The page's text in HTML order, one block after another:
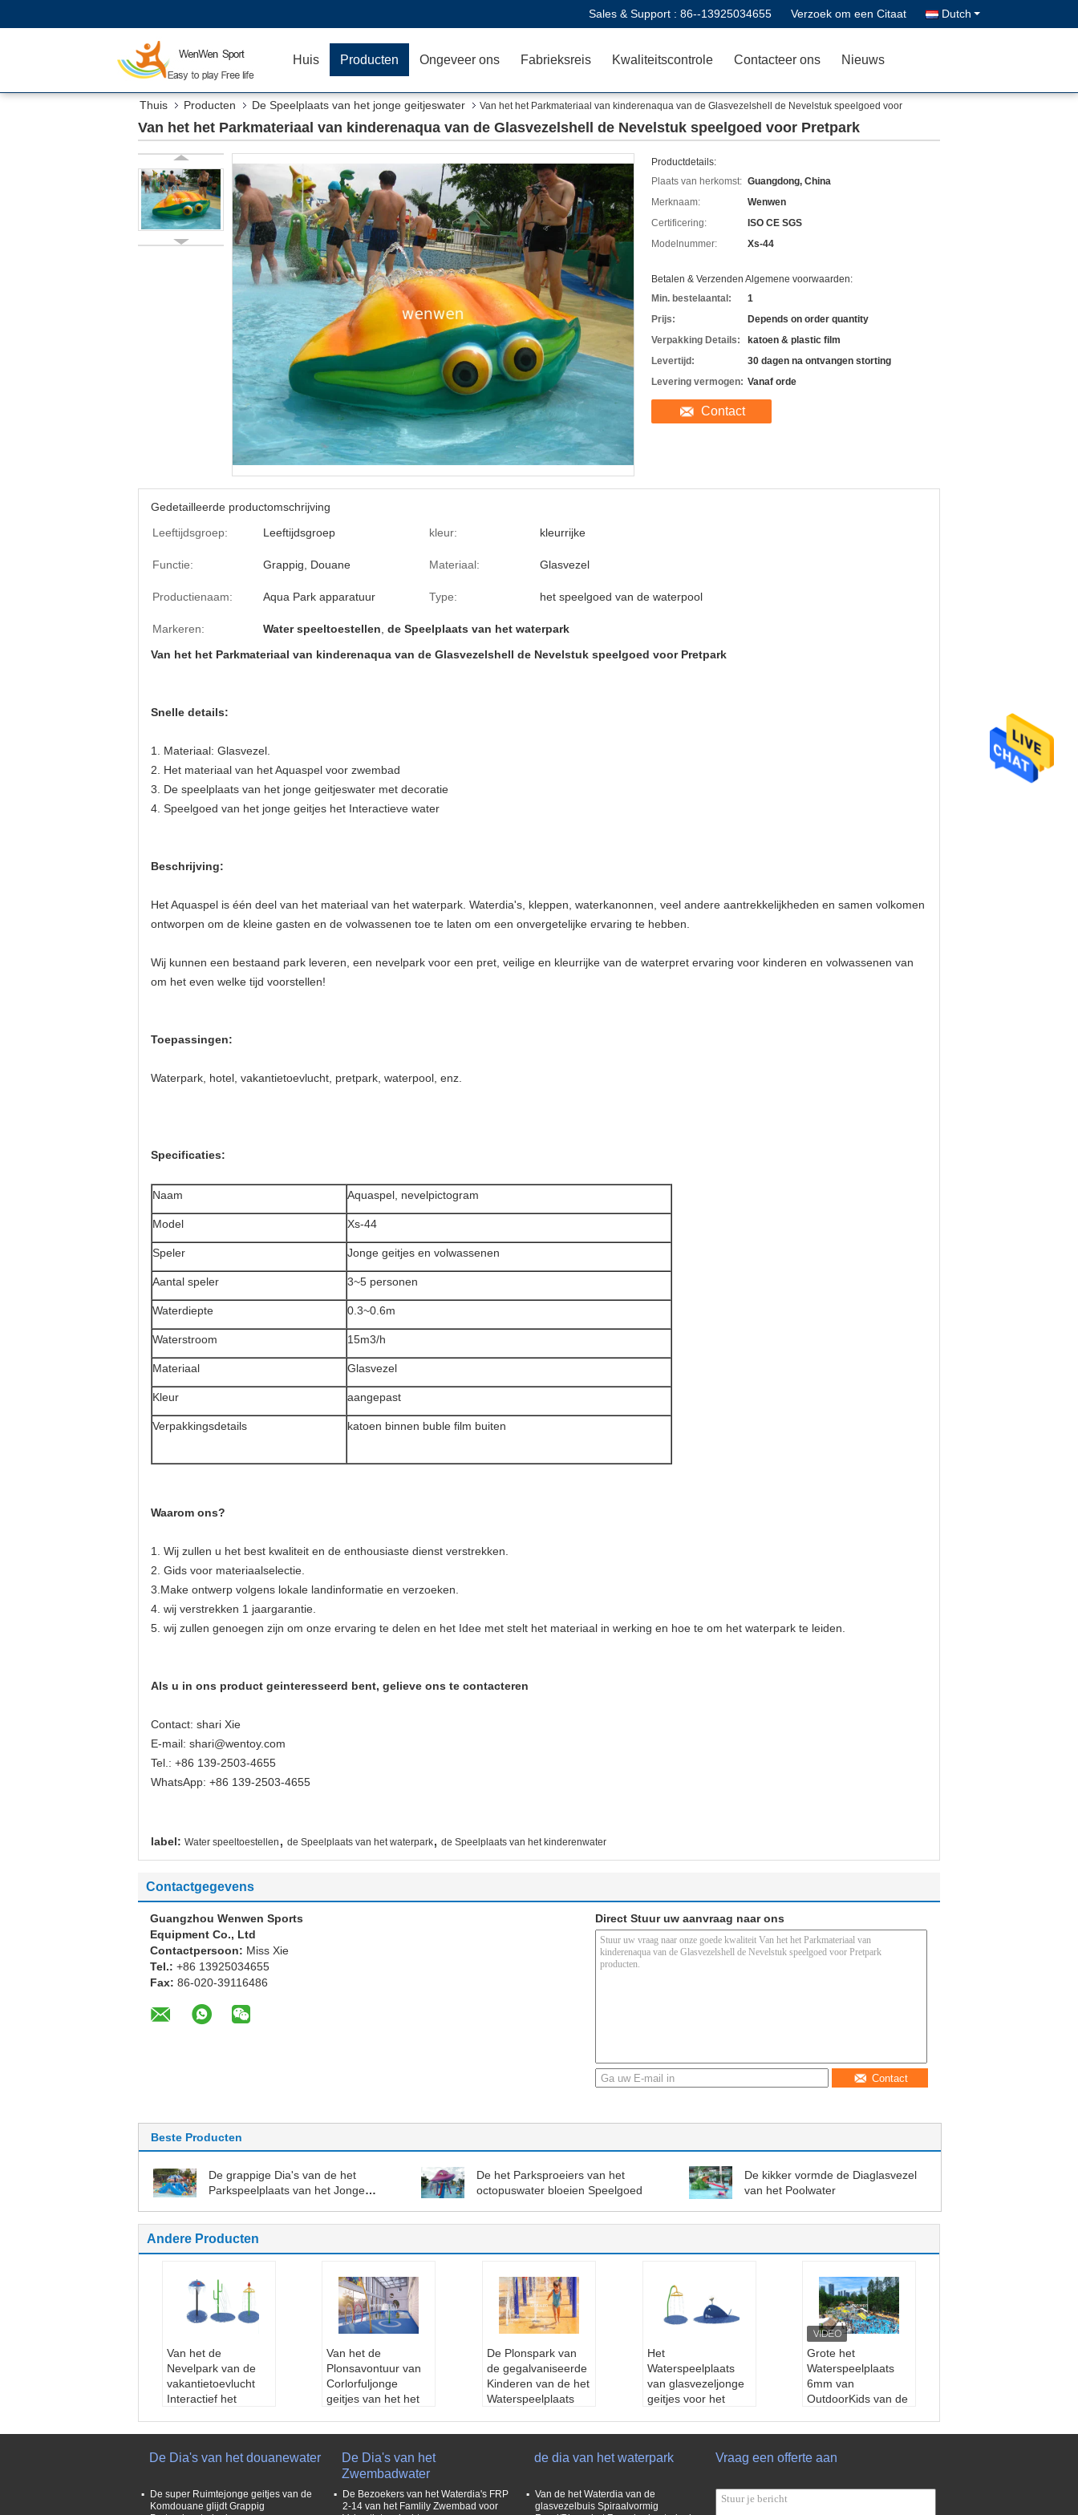
Sales & Support : 86--13925034655 Verzoek om een Citaat Dutch
Huis Producten Ongeveer ons Fabrieksreis Kwaliteitscontrole Contacteer ons Nieuws
Thuis Producten De Speelplaats van het jonge geitjeswater
Van het het Parkmateriaal van kinderenaqua van de Glasvezelshell de Nevelstuk speelgoed voor
Pretpark
Van het het Parkmateriaal van kinderenaqua van de Glasvezelshell de Nevelstuk speelgoed voor Pretpark
Productdetails:
Plaats van herkomst: Guangdong, China
Merknaam:
Wenwen
Certificering:
ISO CE SGS
Modelnummer:
Xs-44
Betalen & Verzenden Algemene voorwaarden:
Min. bestelaantal:
1
Prijs:
Depends on order quantity
Verpakking Details:
katoen & plastic film
Levertijd:
30 dagen na ontvangen storting
Levering vermogen: Vanaf orde
Contact
Gedetailleerde productomschrijving
Leeftijdsgroep:
Leeftijdsgroep kleur: kleurrijke
Functie: Grappig, Douane Materiaal: Glasvezel
Productienaam: Aqua Park apparatuur Type: het speelgoed van de waterpool
Markeren: Water speeltoestellen de Speelplaats van het waterpark
Van het het Parkmateriaal van kinderenaqua van de Glasvezelshell de Nevelstuk speelgoed voor Pretpark
Snelle details:
1. Materiaal: Glasvezel.
2. Het materiaal van het Aquaspel voor zwembad
3. De speelplaats van het jonge geitjeswater met decoratie
4. Speelgoed van het jonge geitjes het Interactieve water
Beschrijving:
Het Aquaspel is één deel van het materiaal van het waterpark. Waterdia's, kleppen, waterkanonnen, veel andere aantrekkelijkheden en samen volkomen
ontworpen om de kleine gasten en de volwassenen toe te laten om een onvergetelijke ervaring te hebben.
Wij kunnen een bestaand park leveren, een nevelpark voor een pret, veilige en kleurrijke van de waterpret ervaring voor kinderen en volwassenen van
om het even welke tijd voorstellen!
Toepassingen:
Waterpark, hotel, vakantietoevlucht, pretpark, waterpool, enz.
Specificaties:
Naam Aquaspel, nevelpictogram
Model Xs-44
Speler Jonge geitjes en volwassenen
Aantal speler 3~5 personen
Waterdiepte 0.3~0.6m
Waterstroom 15m3/h
Materiaal Glasvezel
Kleur aangepast
Verpakkingsdetails katoen binnen buble film buiten
Waarom ons?
1. Wij zullen u het best kwaliteit en de enthousiaste dienst verstrekken.
2. Gids voor materiaalselectie.
3.Make ontwerp volgens lokale landinformatie en verzoeken.
4. wij verstrekken 1 jaargarantie.
5. wij zullen genoegen zijn om onze ervaring te delen en het Idee met stelt het materiaal in werking en hoe te om het waterpark te leiden.
Als u in ons product geinteresseerd bent, gelieve ons te contacteren
Contact: shari Xie
E-mail: shari@wentoy.com
Tel.: +86 139-2503-4655
WhatsApp: +86 139-2503-4655
label: Water speeltoestellen , de Speelplaats van het waterpark, de Speelplaats van het kinderenwater
Contactgegevens
Guangzhou Wenwen Sports
Equipment Co., Ltd
Contactpersoon: Miss Xie
Tel.: +86 13925034655
Fax: 86-020-39116486
Direct Stuur uw aanvraag naar ons
Contact
Beste Producten
De grappige Dia's van de het
Parkspeelplaats van het Jonge
De het Parksproeiers van het
octopuswater bloeien Speelgoed
De kikker vormde de Diaglasvezel
van het Poolwater
Andere Producten
Van het de
Nevelpark van de
vakantietoevlucht
Interactief het
nge geitjes, Kindere
Kleur:Kleurrijk
Eigenschap:Grapp
Van het de
Plonsavontuur van
Corlorfuljonge
geitjes van het het
Materiaal:De vezel
glass&Galvanized Pi
pe&Stainless-staal
kleur:kleurrijk, aan
De Plonspark van
de gegalvaniseerde
Kinderen van de het
Waterspeelplaats
glass&Galvanized Pi
Kleur:
kleurrijk, aan
gepast
Het
Waterspeelplaats
van glasvezeljonge
geitjes voor het
Leeftijdsgroep:Jo
n
Kleur:
Kleurrijk
Grote het
Waterspeelplaats
6mm van
OutdoorKids van de
Typische Hoogte:
Kleur:Kleurrijk, is O
De Dia's van het douanewater
De super Ruimtejonge geitjes van de
Komdouane glijdt Grappig
De Dia's van het
Zwembadwater
De Bezoekers van het Waterdia's FRP
2-14 van het Famlily Zwembad voor
de dia van het waterpark
Van de het Waterdia van de
glasvezelbuis Spiraalvormig
Vraag een offerte aan